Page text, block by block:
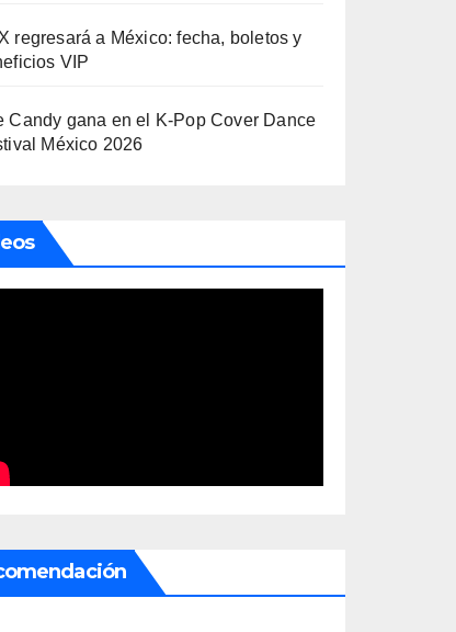
regresará a México: fecha, boletos y
VIP
Candy gana en el K-Pop Cover Dance
México 2026